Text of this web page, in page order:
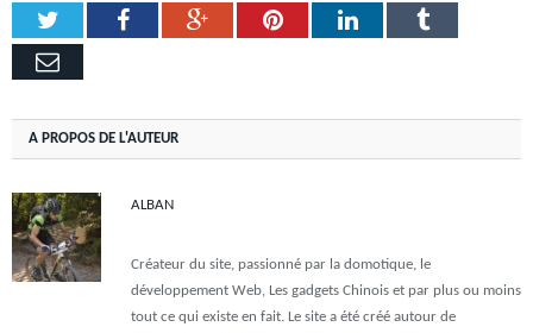
TwitterFacebookGoogle+PinterestLinkedInTumblr
Email
A PROPOS DE L'AUTEUR
ALBAN
Créateur du site, passionné par la domotique, le
développement Web, Les gadgets Chinois et par plus ou moins
tout ce qui existe en fait. Le site a été créé autour de